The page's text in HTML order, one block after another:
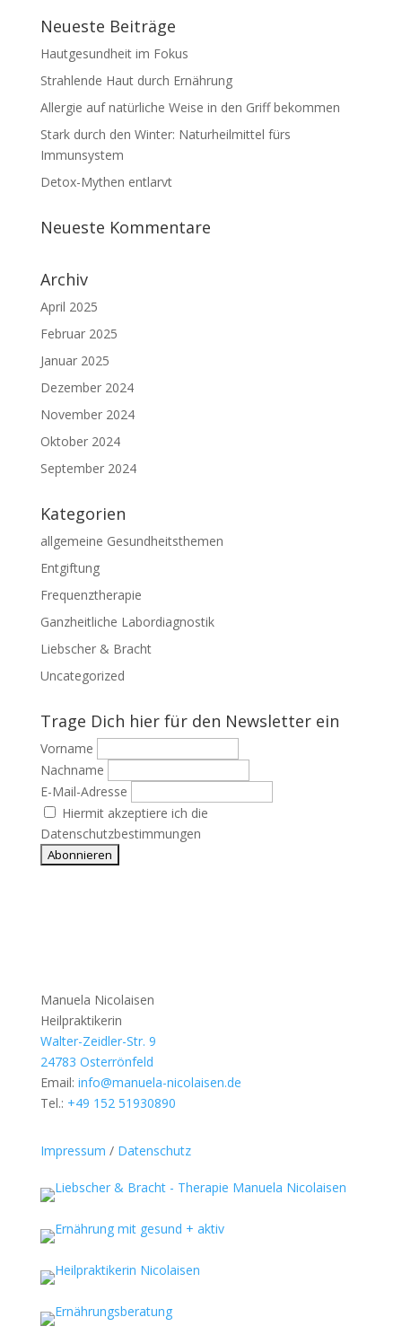
Neueste Beiträge
Hautgesundheit im Fokus
Strahlende Haut durch Ernährung
Allergie auf natürliche Weise in den Griff bekommen
Stark durch den Winter: Naturheilmittel fürs
Immunsystem
Detox-Mythen entlarvt
Neueste Kommentare
Archiv
April 2025
Februar 2025
Januar 2025
Dezember 2024
November 2024
Oktober 2024
September 2024
Kategorien
allgemeine Gesundheitsthemen
Entgiftung
Frequenztherapie
Ganzheitliche Labordiagnostik
Liebscher & Bracht
Uncategorized
Trage Dich hier für den Newsletter ein
Vorname
Nachname
E-Mail-Adresse
Hiermit akzeptiere ich die
Datenschutzbestimmungen
Manuela Nicolaisen
Heilpraktikerin
Walter-Zeidler-Str. 9
24783 Osterrönfeld
Email: info@manuela-nicolaisen.de
Tel.: +49 152 51930890
Impressum / Datenschutz